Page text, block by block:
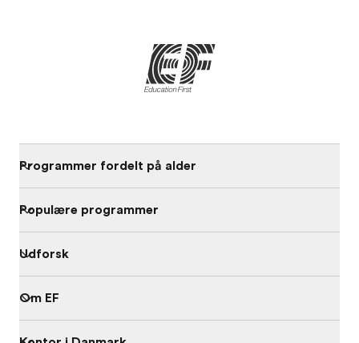
Programmer fordelt på alder
Populære programmer
Udforsk
Om EF